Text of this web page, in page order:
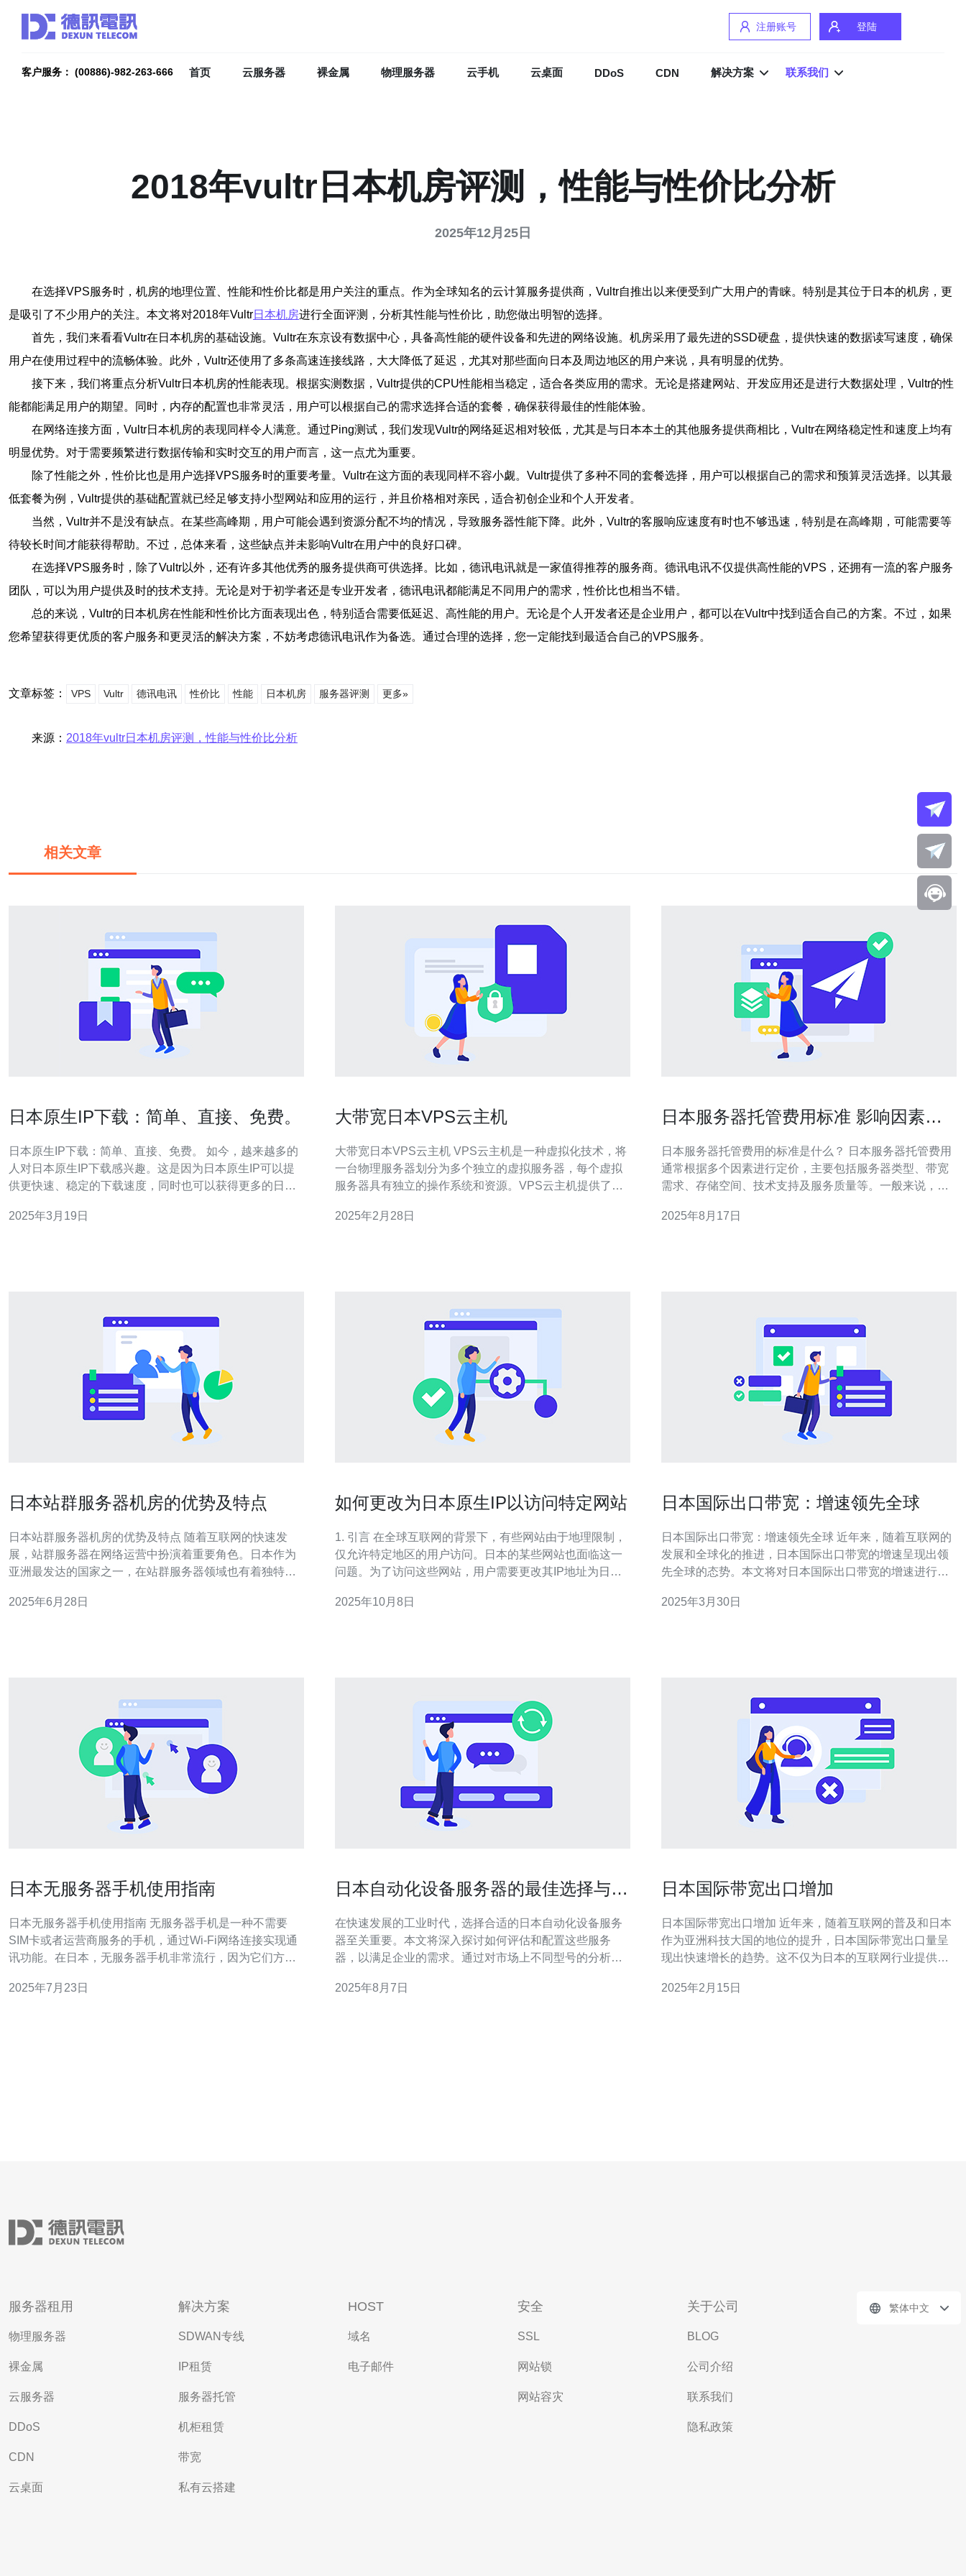
注册账号 登陆
客户服务： (00886)-982-263-666 首页 云服务器 裸金属 物理服务器 云手机 云桌面 DDoS CDN 解决方案 联系我们
2018年vultr日本机房评测，性能与性价比分析
2025年12月25日
在选择VPS服务时，机房的地理位置、性能和性价比都是用户关注的重点。作为全球知名的云计算服务提供商，Vultr自推出以来便受到广大用户的青睐。特别是其位于日本的机房，更
是吸引了不少用户的关注。本文将对2018年Vultr日本机房进行全面评测，分析其性能与性价比，助您做出明智的选择。
首先，我们来看看Vultr在日本机房的基础设施。Vultr在东京设有数据中心，具备高性能的硬件设备和先进的网络设施。机房采用了最先进的SSD硬盘，提供快速的数据读写速度，确保
用户在使用过程中的流畅体验。此外，Vultr还使用了多条高速连接线路，大大降低了延迟，尤其对那些面向日本及周边地区的用户来说，具有明显的优势。
接下来，我们将重点分析Vultr日本机房的性能表现。根据实测数据，Vultr提供的CPU性能相当稳定，适合各类应用的需求。无论是搭建网站、开发应用还是进行大数据处理，Vultr的性
能都能满足用户的期望。同时，内存的配置也非常灵活，用户可以根据自己的需求选择合适的套餐，确保获得最佳的性能体验。
在网络连接方面，Vultr日本机房的表现同样令人满意。通过Ping测试，我们发现Vultr的网络延迟相对较低，尤其是与日本本土的其他服务提供商相比，Vultr在网络稳定性和速度上均有
明显优势。对于需要频繁进行数据传输和实时交互的用户而言，这一点尤为重要。
除了性能之外，性价比也是用户选择VPS服务时的重要考量。Vultr在这方面的表现同样不容小觑。Vultr提供了多种不同的套餐选择，用户可以根据自己的需求和预算灵活选择。以其最
低套餐为例，Vultr提供的基础配置就已经足够支持小型网站和应用的运行，并且价格相对亲民，适合初创企业和个人开发者。
当然，Vultr并不是没有缺点。在某些高峰期，用户可能会遇到资源分配不均的情况，导致服务器性能下降。此外，Vultr的客服响应速度有时也不够迅速，特别是在高峰期，可能需要等
待较长时间才能获得帮助。不过，总体来看，这些缺点并未影响Vultr在用户中的良好口碑。
在选择VPS服务时，除了Vultr以外，还有许多其他优秀的服务提供商可供选择。比如，德讯电讯就是一家值得推荐的服务商。德讯电讯不仅提供高性能的VPS，还拥有一流的客户服务
团队，可以为用户提供及时的技术支持。无论是对于初学者还是专业开发者，德讯电讯都能满足不同用户的需求，性价比也相当不错。
总的来说，Vultr的日本机房在性能和性价比方面表现出色，特别适合需要低延迟、高性能的用户。无论是个人开发者还是企业用户，都可以在Vultr中找到适合自己的方案。不过，如果
您希望获得更优质的客户服务和更灵活的解决方案，不妨考虑德讯电讯作为备选。通过合理的选择，您一定能找到最适合自己的VPS服务。
文章标签： VPS Vultr 德讯电讯 性价比 性能 日本机房 服务器评测 更多»
来源： 2018年vultr日本机房评测，性能与性价比分析
相关文章
日本原生IP下载：简单、直接、免费。
日本原生IP下载：简单、直接、免费。 如今，越来越多的
人对日本原生IP下载感兴趣。这是因为日本原生IP可以提
供更快速、稳定的下载速度，同时也可以获得更多的日本
免费地下载日本原生IP。 要下载日本原生IP，首先需要选
2025年3月19日
大带宽日本VPS云主机
大带宽日本VPS云主机 VPS云主机是一种虚拟化技术，将
一台物理服务器划分为多个独立的虚拟服务器，每个虚拟
服务器具有独立的操作系统和资源。VPS云主机提供了更
国家，拥有先进的网络基础设施和高速互联网连接。选择
2025年2月28日
日本服务器托管费用标准 影响因素有
日本服务器托管费用的标准是什么？ 日本服务器托管费用
通常根据多个因素进行定价，主要包括服务器类型、带宽
需求、存储空间、技术支持及服务质量等。一般来说，托
务器这三种类型。共享托管的费用相对较低，适合小型网
2025年8月17日
日本站群服务器机房的优势及特点
日本站群服务器机房的优势及特点 随着互联网的快速发
展，站群服务器在网络运营中扮演着重要角色。日本作为
亚洲最发达的国家之一，在站群服务器领域也有着独特的
几个方面： 技术先进 日本拥有先进的技术设备和优质的网
2025年6月28日
如何更改为日本原生IP以访问特定网站
1. 引言 在全球互联网的背景下，有些网站由于地理限制，
仅允许特定地区的用户访问。日本的某些网站也面临这一
问题。为了访问这些网站，用户需要更改其IP地址为日本
用服务器）实现这一目标。 2. 理解IP地址和地理限制 IP地
2025年10月8日
日本国际出口带宽：增速领先全球
日本国际出口带宽：增速领先全球 近年来，随着互联网的
发展和全球化的推进，日本国际出口带宽的增速呈现出领
先全球的态势。本文将对日本国际出口带宽的增速进行分
出口带宽的增速在全球范围内处于领先地位。从2015年至
2025年3月30日
日本无服务器手机使用指南
日本无服务器手机使用指南 无服务器手机是一种不需要
SIM卡或者运营商服务的手机，通过Wi-Fi网络连接实现通
讯功能。在日本，无服务器手机非常流行，因为它们方
号的无服务器手机可供选择。您可以选择根据您的预算、
2025年7月23日
日本自动化设备服务器的最佳选择与配
在快速发展的工业时代，选择合适的日本自动化设备服务
器至关重要。本文将深入探讨如何评估和配置这些服务
器，以满足企业的需求。通过对市场上不同型号的分析，
备服务器有哪些类型？ 在选择日本的自动化设备服务器
2025年8月7日
日本国际带宽出口增加
日本国际带宽出口增加 近年来，随着互联网的普及和日本
作为亚洲科技大国的地位的提升，日本国际带宽出口量呈
现出快速增长的趋势。这不仅为日本的互联网行业提供了
更大的支持。 随着互联网的普及化，人们对高速稳定的网
2025年2月15日
服务器租用
物理服务器
裸金属
云服务器
DDoS
CDN
云桌面
解决方案
SDWAN专线
IP租赁
服务器托管
机柜租赁
带宽
私有云搭建
HOST
域名
电子邮件
安全
SSL
网站锁
网站容灾
关于公司
BLOG
公司介绍
联系我们
隐私政策
繁体中文